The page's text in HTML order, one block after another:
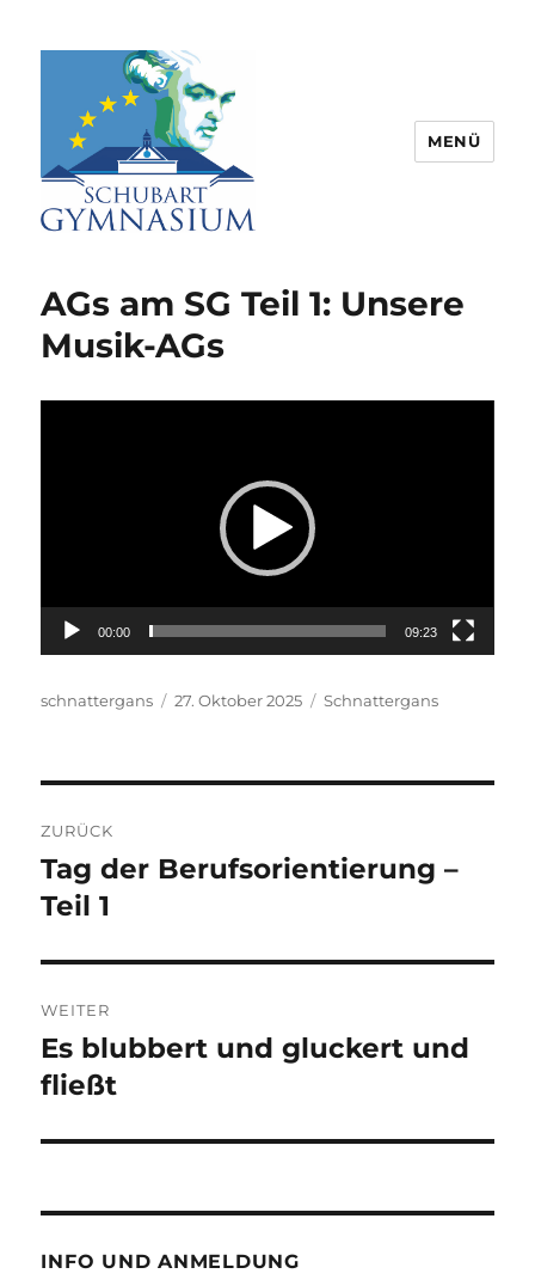
Partnerschule für Europa |
Rombacherstr. 30 | 73430 Aalen
MENÜ
AGs am SG Teil 1: Unsere
Musik-AGs
00:00 09:23
Autor
schnattergans
Veröffentlicht
27. Oktober 2025 Kategorien
Schnattergans
ZURÜCK
Vorheriger
Beitrag:
Tag der Berufsorientierung –
Teil 1
WEITER
Nächster
Beitrag:
Es blubbert und gluckert und
fließt
INFO UND ANMELDUNG